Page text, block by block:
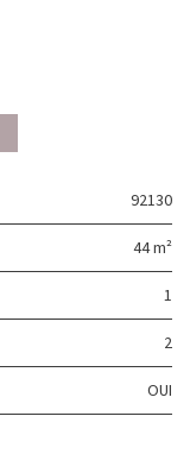
92130
44 m²
1
2
OUI